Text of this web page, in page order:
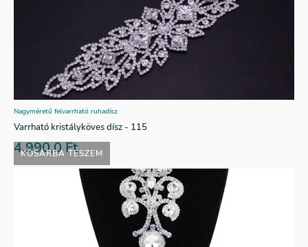
KOSÁRBA TESZEM
Nagyméretű felvarrható ruhadísz
Varrható kristályköves dísz - 115
4.990,0Ft